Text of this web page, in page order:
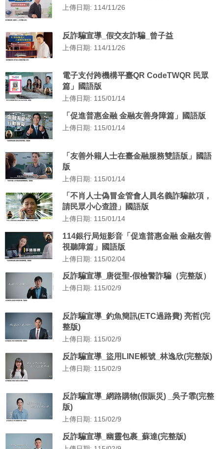
上傳日期: 114/11/26
反詐騙宣導_假交友詐騙_曾子益
上傳日期: 114/11/26
電子支付跨機構平臺QR CodeTWQR 民眾
篇」國語版
上傳日期: 115/01/14
「促進普惠金融 金融友善身障篇」國語版
上傳日期: 115/01/14
「友善外籍人士在臺金融服務雙語版」國語
版
上傳日期: 115/01/14
「不肖人士偽冒金管會人員名義詐騙款項，
請民眾小心查證」國語版
上傳日期: 115/01/14
114銀行局短影音「促進普惠金融 金融友善
視聽障篇」國語版
上傳日期: 115/02/04
反詐騙宣導_唐從聖-假檢警詐騙（完整版）
上傳日期: 115/02/9
反詐騙宣導_釣魚簡訊(ETC過路費) 亮哲(完
整版)
上傳日期: 115/02/9
反詐騙宣導_盜用LINE帳號_林逸欣(完整版)
上傳日期: 115/02/9
反詐騙宣導_網路購物(假賑災) _吳子霏(完整
版)
上傳日期: 115/02/9
反詐騙宣導_幽靈包裹_蘇達(完整版)